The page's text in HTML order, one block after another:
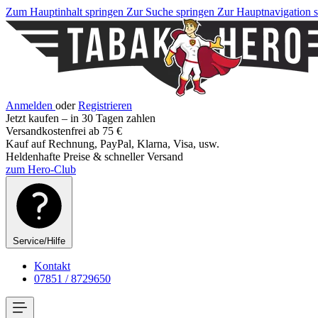
Zum Hauptinhalt springen Zur Suche springen Zur Hauptnavigation
Anmelden oder Registrieren
Jetzt kaufen – in 30 Tagen zahlen
Versandkostenfrei ab 75 €
Kauf auf Rechnung, PayPal, Klarna, Visa, usw.
Heldenhafte Preise & schneller Versand
zum Hero-Club
Service/Hilfe
Kontakt
07851 / 8729650